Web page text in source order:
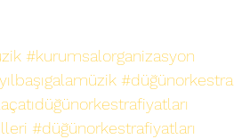
#kurumsalorganizasyon
#düğünorkestra
#düğünorkestrafiyatları